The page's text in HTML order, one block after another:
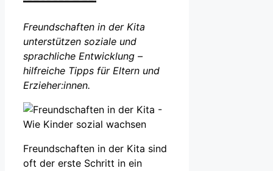
Freundschaften in der Kita
unterstützen soziale und
sprachliche Entwicklung –
hilfreiche Tipps für Eltern und
Erzieher:innen.
Freundschaften in der Kita sind
oft der erste Schritt in ein